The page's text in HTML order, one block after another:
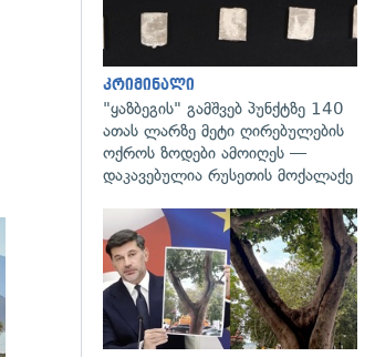
კრიმინალი
"ყაზბეგის" გამშვებ პუნქტზე 140
ათას ლარზე მეტი ღირებულების
ოქროს ზოდები ამოიღეს —
დაკავებულია რუსეთის მოქალაქე